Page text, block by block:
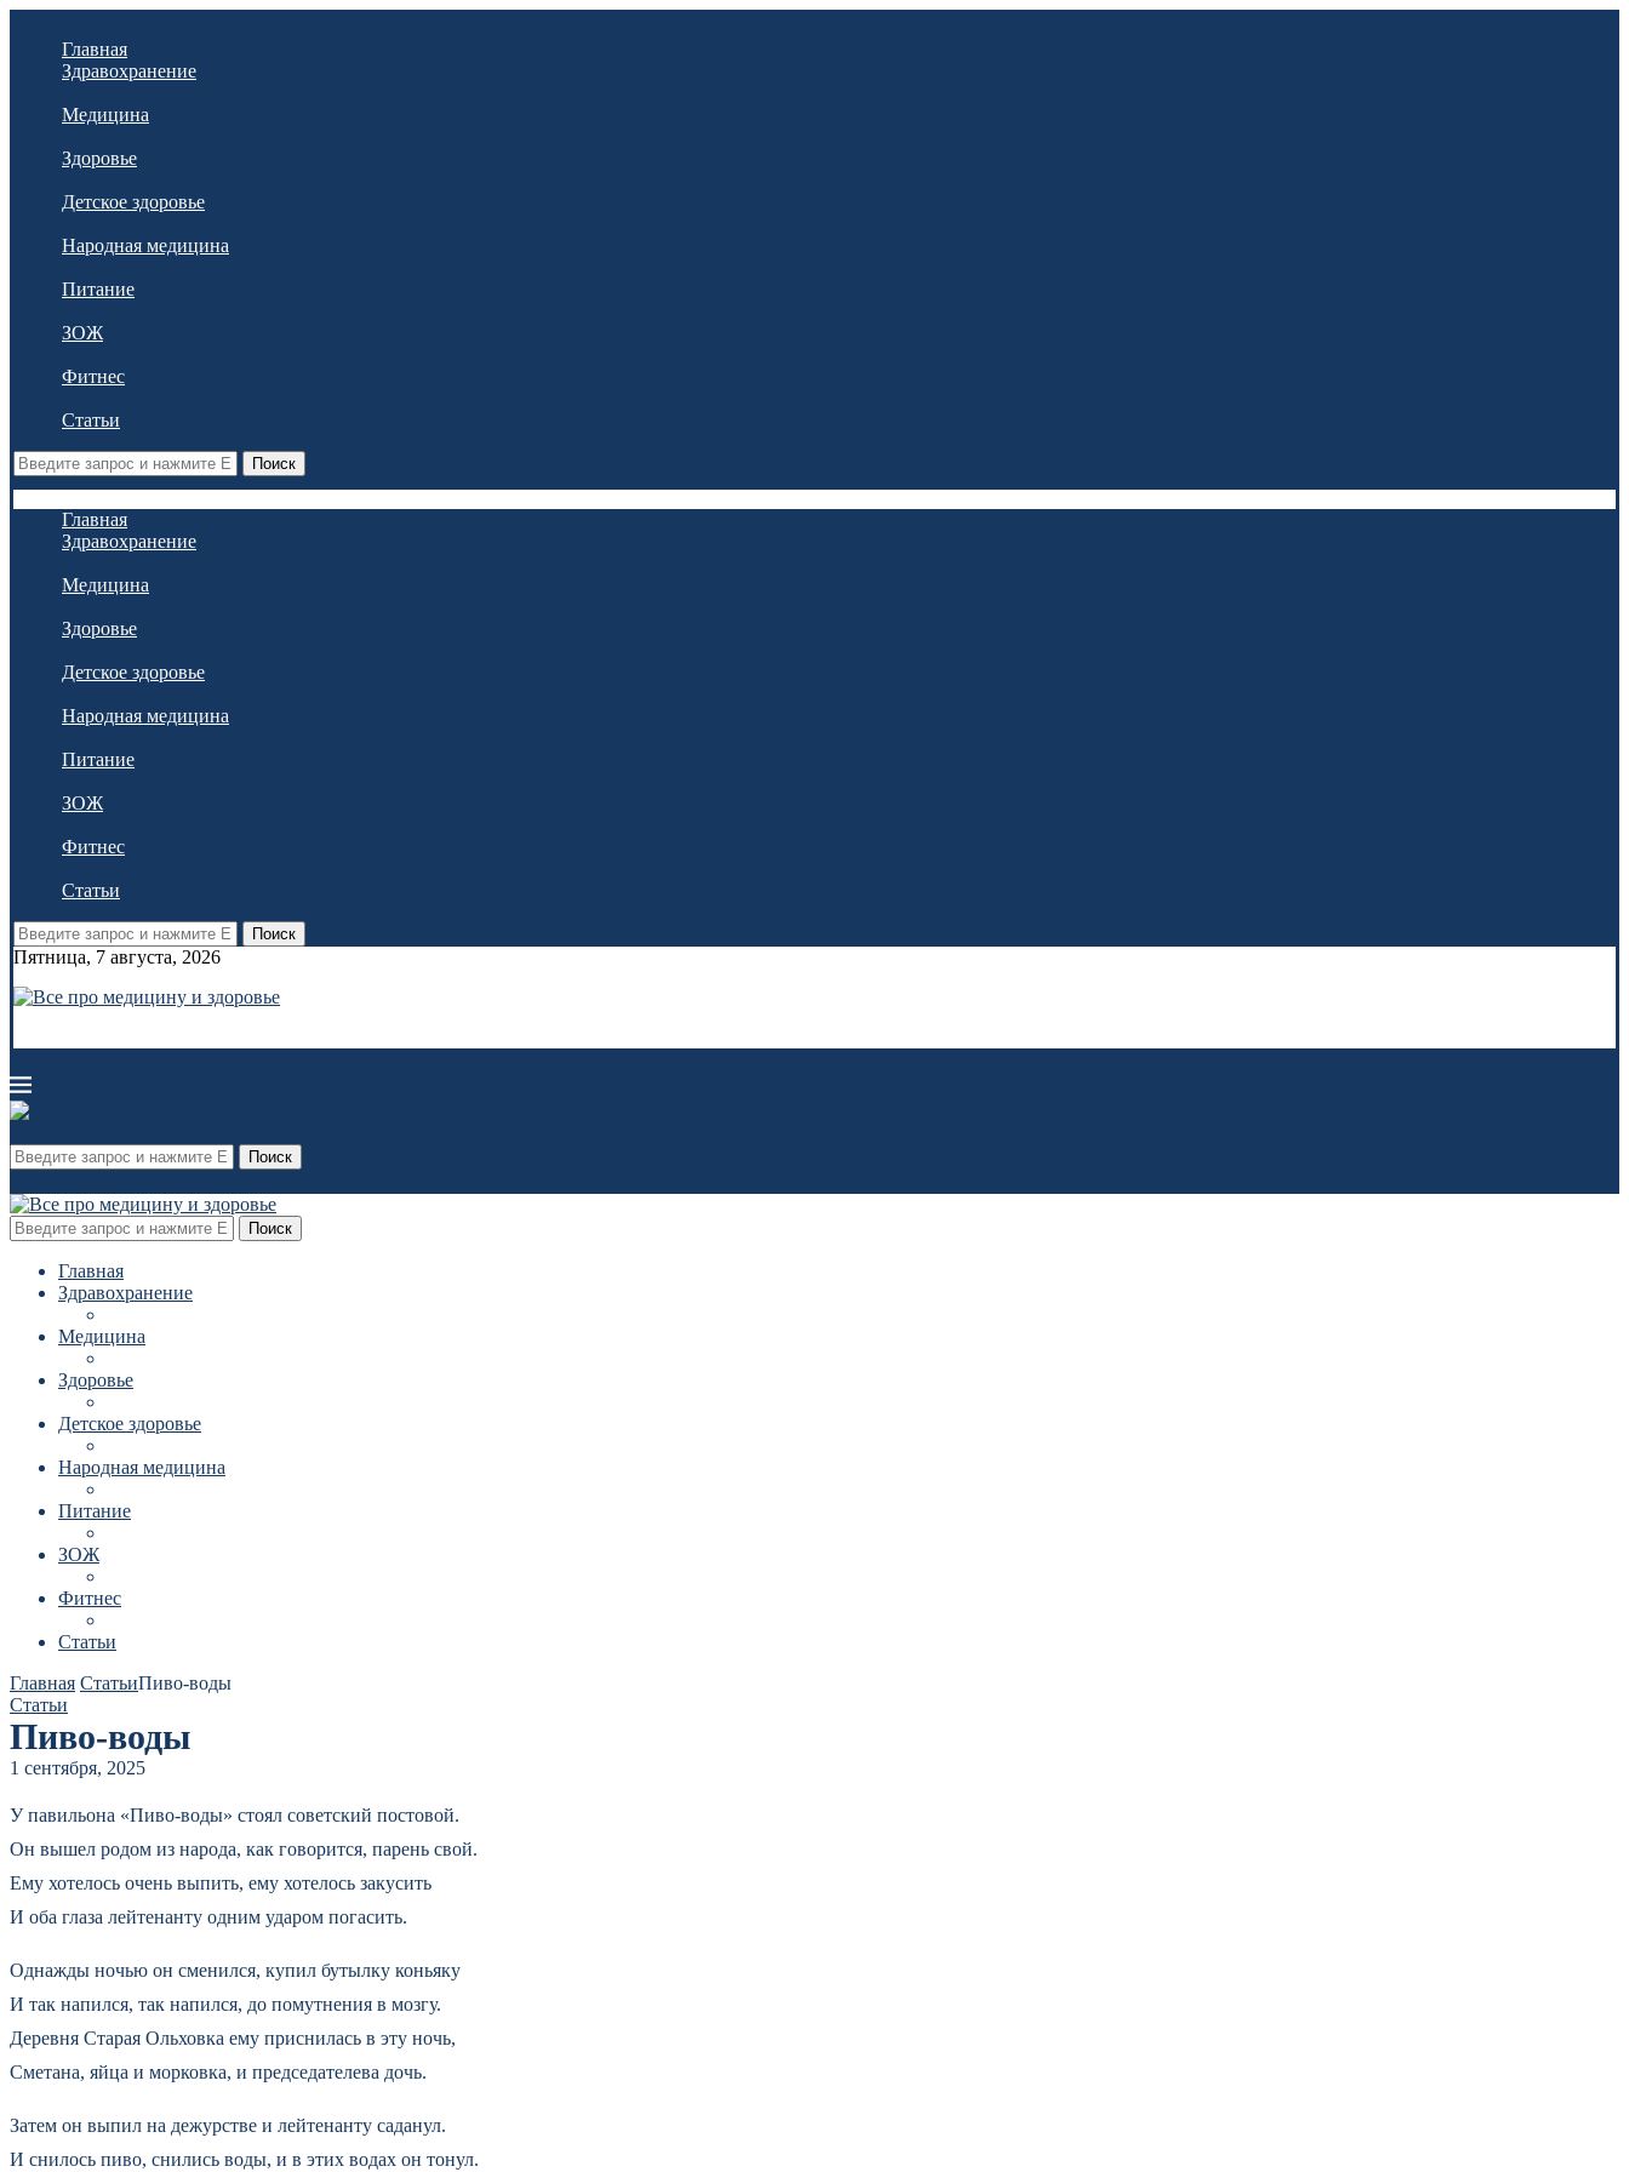
Главная
Здравохранение
Медицина
Здоровье
Детское здоровье
Народная медицина
Питание
ЗОЖ
Фитнес
Статьи
Поиск
Главная
Здравохранение
Медицина
Здоровье
Детское здоровье
Народная медицина
Питание
ЗОЖ
Фитнес
Статьи
Поиск
Пятница, 7 августа, 2026
Поиск
Поиск
Главная
Здравохранение
Медицина
Здоровье
Детское здоровье
Народная медицина
Питание
ЗОЖ
Фитнес
Статьи
Главная СтатьиПиво-воды
Статьи
Пиво-воды
1 сентября, 2025
У павильона «Пиво-воды» стоял советский постовой.
Он вышел родом из народа, как говорится, парень свой.
Ему хотелось очень выпить, ему хотелось закусить
И оба глаза лейтенанту одним ударом погасить.
Однажды ночью он сменился, купил бутылку коньяку
И так напился, так напился, до помутнения в мозгу.
Деревня Старая Ольховка ему приснилась в эту ночь,
Сметана, яйца и морковка, и председателева дочь.
Затем он выпил на дежурстве и лейтенанту саданул.
И снилось пиво, снились воды, и в этих водах он тонул.